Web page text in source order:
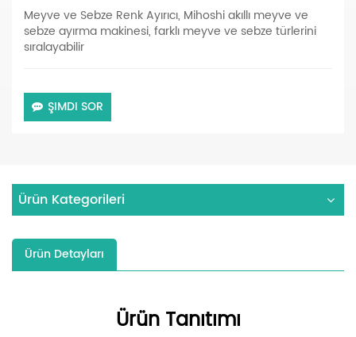
Meyve ve Sebze Renk Ayırıcı, Mihoshi akıllı meyve ve
sebze ayırma makinesi, farklı meyve ve sebze türlerini
sıralayabilir
ŞIMDI SOR
Ürün Kategorileri
Ürün Detayları
Ürün Tanıtımı